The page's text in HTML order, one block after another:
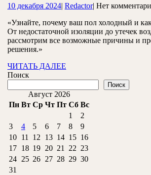
пола
и
способы
10 декабря 202410
2024
| RedactorRedactor
| Нет
«Узнайте, почему ваш пол холодный и
От недостаточной изоляции до утечек
рассмотрим все возможные причины и
решения.»
ЧИТАТЬ ДАЛЕЕ
Поиск
Поиск
Август 2026
Пн Вт Ср Чт Пт Сб Вс
1
2
3
4 5 6 7 8
9
10 11 12 13 14 15 16
17 18 19 20 21 22 23
24 25 26 27 28 29 30
31